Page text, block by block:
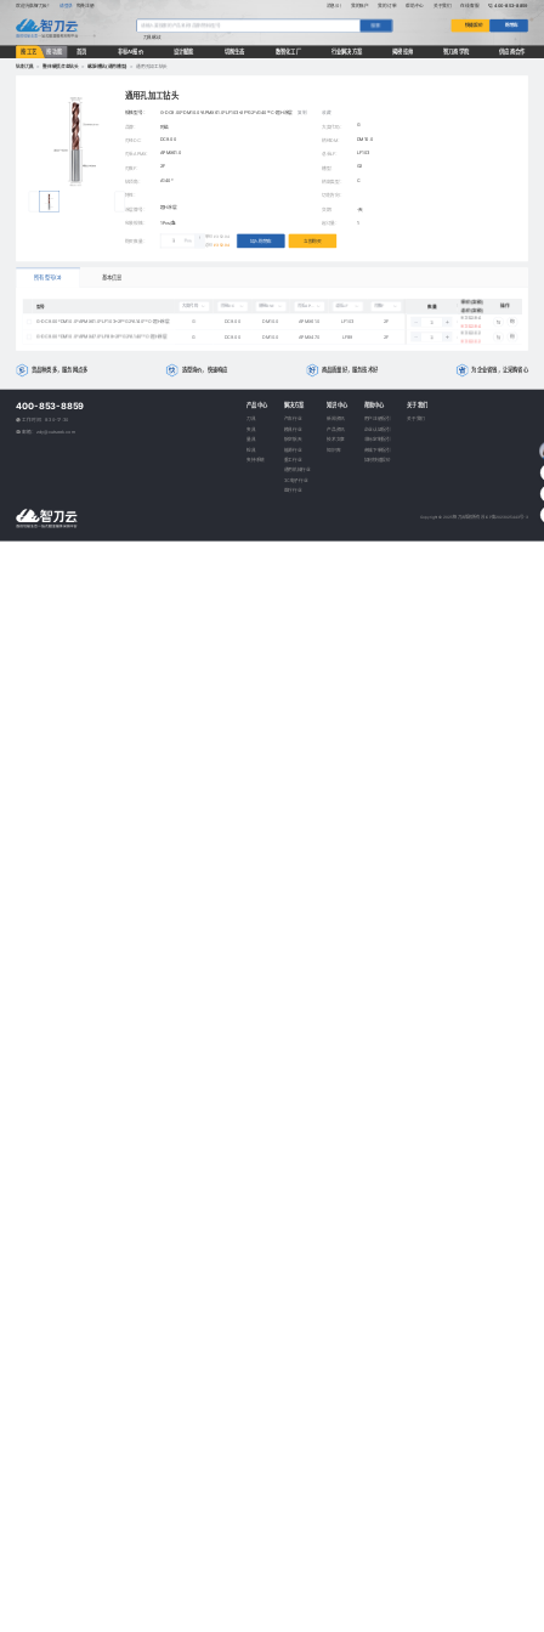
欢迎光临智刀云！ 请登录 免费注册 消息(0) 我的账户 我的订单 帮助中心 关于我们 在线客服 400-853-8859
搜索
刀具螺纹
快速报价 购物车
按工艺 按功能 首页 非标AI报价 设计赋能 切削生态 数智化工厂 行业解决方案 揭榜挂帅 智刀商学院 供应商合作
钻削刀具 > 整体硬质合金钻头 > 螺旋槽钻(通用槽型) > 通用孔加工钻头
通用孔加工钻头
规格型号： G-DC9.00*DM10.0*APMX61.0*LF103*2F*G2*A140°*C-超H涂层 复制 收藏
品牌： 阿诺 大类代码： G
刃径DC： DC9.00 柄径DM： DM10.0
刃长APMX： APMX61.0 总长LF： LF103
刃数F： 2F 槽型： G2
钻顶角： A140° 柄部类型： C
特性： 切削方向：
涂层牌号： 超H涂层 交期： -天
包装规格： 1Pcs/盒 起订量： 1
购买数量： Pcs
¥ 352.94
¥ 352.94
加入购物车 立即购买
型号 大类代码 刃径DC 柄径DM 刃长APMX 总长LF 钻顶角 柄部类型
数量
单价(含税)
总价(含税)
操作
G-DC9.00*DM10.0*APMX61.0*LF103*2F*G2*A140°*C-超H涂层 G DC9.00 DM10.0 APMX61.0 LF103 2F A140° C
¥ 352.94
¥ 352.94
购
G-DC9.00*DM10.0*APMX47.0*LF89*2F*G2*A140°*C-超H涂层 G DC9.00 DM10.0 APMX47.0 LF89 2F A140° C
¥ 302.02
¥ 302.02
所有型号(2) 基本信息
货品种类多，服务网点多 选型询价，快速响应 商品质量好，服务技术好 为企业省钱，让采购省心
400-853-8859
工作时间：8:30-17:30
邮箱：zdy@cutseek.com
产品中心
刀具
夹具
检具
解决方案
汽车行业
模具行业
航空航天
能源行业
重工行业
通用机械行业
3C电子行业
医疗行业
知识中心
新闻资讯
产品资讯
技术文章
知识库
帮助中心
用户注册指引
企业认证指引
非标定制指引
商城下单指引
关于我们
关于我们
Copyright © 2025 智刀云版权所有 苏ICP备2023025443号-3